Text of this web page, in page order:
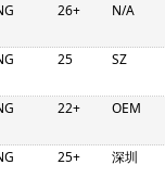
26+ N/A
25 SZ
22+ OEM
25+ 深圳